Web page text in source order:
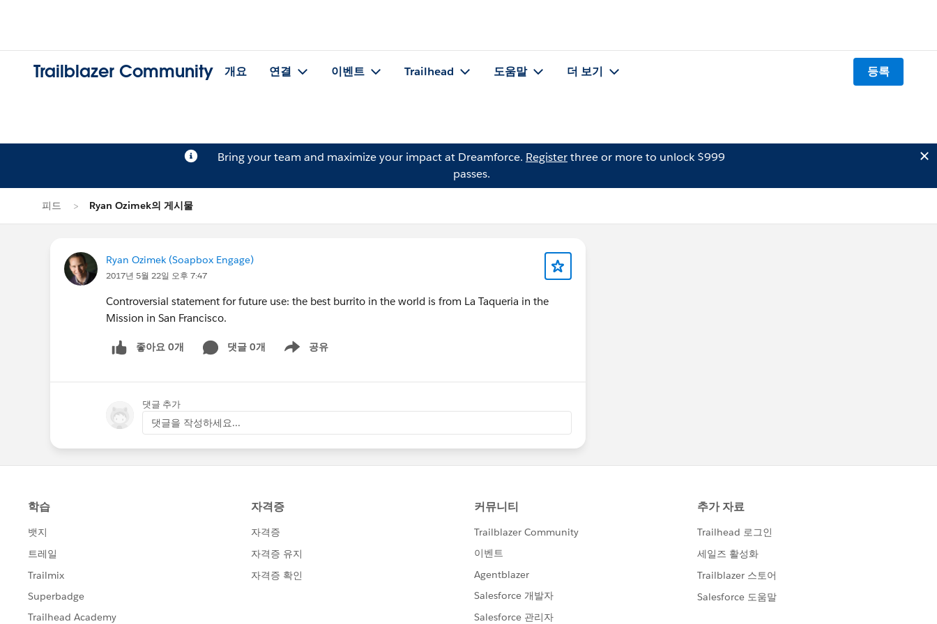
Trailblazer Community 개요 연결 이벤트 Trailhead 도움말 더 보기 등록
Bring your team and maximize your impact at Dreamforce. Registerthree or more to unlock $999
passes.
피드 Ryan Ozimek의 게시물
Ryan Ozimek (Soapbox Engage)
2017년 5월 22일 오후 7:47
Controversial statement for future use: the best burrito in the world is from La Taqueria in the
Mission in San Francisco.
좋아요 0개 댓글 0개 공유
Show menu
댓글 추가
댓글을 작성하세요...